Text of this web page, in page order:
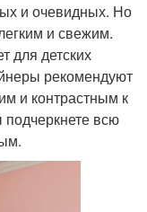
и очевидных. Но
и свежим.
для детских
рекомендуют
и контрастным к
всю